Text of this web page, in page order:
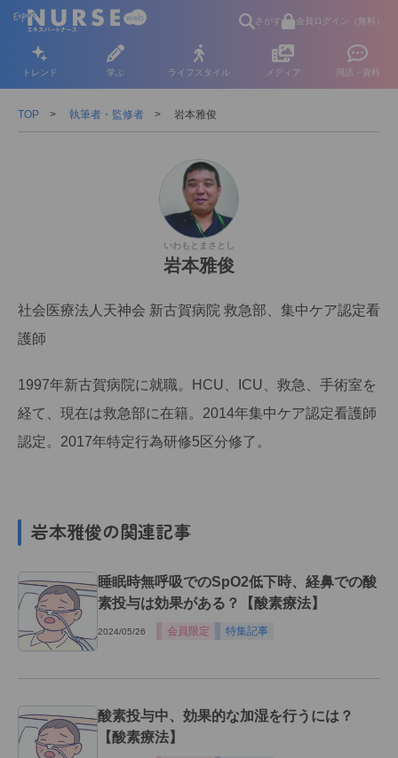
さがす 会員ログイン（無料）
トレンド 学ぶ ライフスタイル メディア 用語・資料
TOP 執筆者・監修者 岩本雅俊
いわもとまさとし
岩本雅俊
社会医療法人天神会 新古賀病院 救急部、集中ケア認定看
護師
1997年新古賀病院に就職。HCU、ICU、救急、手術室を
経て、現在は救急部に在籍。2014年集中ケア認定看護師
認定。2017年特定行為研修5区分修了。
岩本雅俊の関連記事
睡眠時無呼吸でのSpO2低下時、経鼻での酸
素投与は効果がある？【酸素療法】
2024/05/26 会員限定 特集記事
酸素投与中、効果的な加湿を行うには？
【酸素療法】